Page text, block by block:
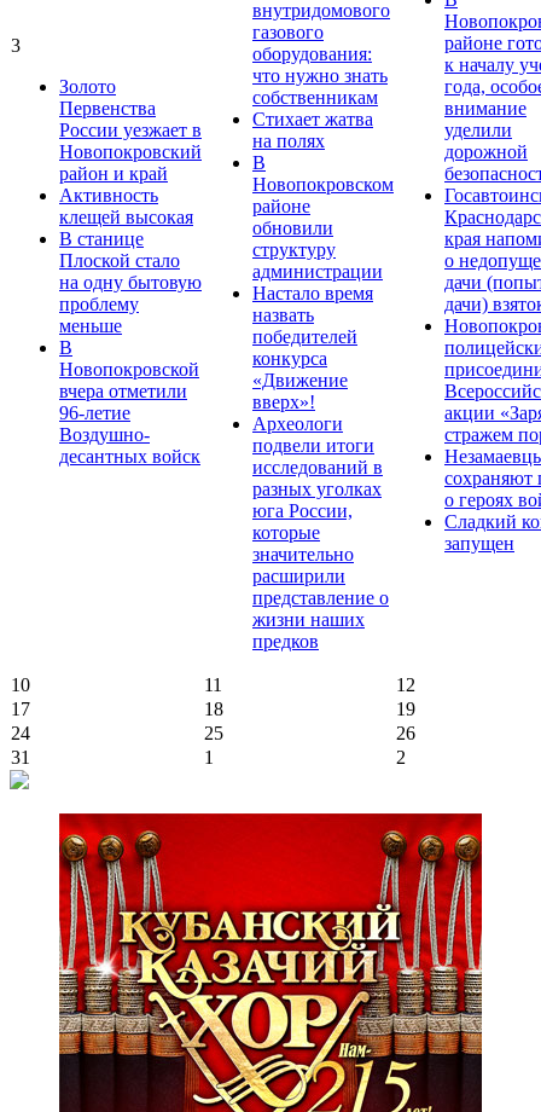
3
Золото
Первенства
России уезжает в
Новопокровский
район и край
Активность
клещей высокая
В станице
Плоской стало
на одну бытовую
проблему
меньше
В
Новопокровской
вчера отметили
96-летие
Воздушно-
десантных войск
внутридомового
газового
оборудования:
что нужно знать
собственникам
Стихает жатва
на полях
В
Новопокровском
районе
обновили
структуру
администрации
Настало время
назвать
победителей
конкурса
«Движение
вверх»!
Археологи
подвели итоги
исследований в
разных уголках
юга России,
которые
значительно
расширили
представление о
жизни наших
предков
районе
к началу
года,
внимание
уделили
дорожной
края
о
дачи
дачи)
акции
стражем
сохраняют
о героях
Сладкий
запущен
10 11
12
17
18
19
24
25
26
31
1 2